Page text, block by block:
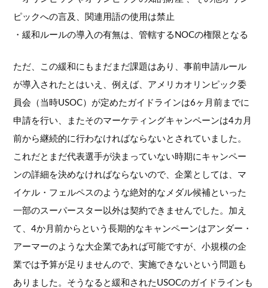
ピックへの言及、関連用語の使用は禁止
・緩和ルールの導入の有無は、管轄するNOCの権限となる
ただ、この緩和にもまだまだ課題はあり、事前申請ルール
が導入されたとはいえ、例えば、アメリカオリンピック委
員会（当時USOC）が定めたガイドラインは6ヶ月前までに
申請を行い、またそのマーケティングキャンペーンは4カ月
前から継続的に行わなければならないとされていました。
これだとまだ代表選手が決まっていない時期にキャンペー
ンの詳細を決めなければならないので、企業としては、マ
イケル・フェルペスのような絶対的なメダル候補といった
一部のスーパースター以外は契約できませんでした。加え
て、4か月前からという長期的なキャンペーンはアンダー・
アーマーのような大企業であれば可能ですが、小規模の企
業では予算が足りませんので、実施できないという問題も
ありました。そうなると緩和されたUSOCのガイドラインも